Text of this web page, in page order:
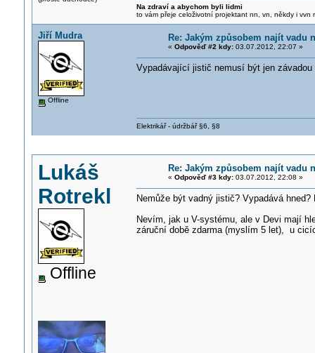
Na zdraví a abychom byli lidmi
to vám přeje celoživotní projektant nn, vn, někdy i vvn
Jiří Mudra
Offline
Re: Jakým způsobem najít vadu
« Odpověď #2 kdy:03.07.2012, 22:07 »
Vypadávající jistič nemusí být jen
Elektrikář - údržbář §6, §8
Lukáš
Rotrekl
Offline
Re: Jakým způsobem najít vadu
« Odpověď #3 kdy:03.07.2012, 22:08 »
Nemůže být vadný jistič? Vypadává
Nevím, jak u V-systému, ale v Devi mají
záruční době zdarma (myslím 5 let), u